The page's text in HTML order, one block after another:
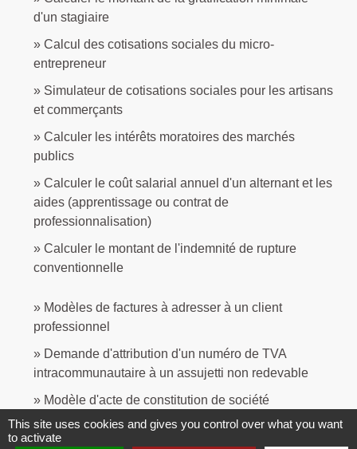
d'un stagiaire
Calcul des cotisations sociales du micro-
entrepreneur
Simulateur de cotisations sociales pour les artisans
et commerçants
Calculer les intérêts moratoires des marchés
publics
Calculer le coût salarial annuel d'un alternant et les
aides (apprentissage ou contrat de
professionnalisation)
Calculer le montant de l'indemnité de rupture
conventionnelle
Modèles de factures à adresser à un client
professionnel
Demande d'attribution d'un numéro de TVA
intracommunautaire à un assujetti non redevable
Modèle d'acte de constitution de société
Modèle de contrat de bail à ferme (bail rural)
This site uses cookies and gives you control over what you want
to activate